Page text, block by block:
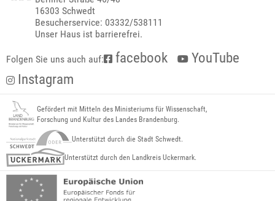
16303 Schwedt
Besucherservice: 03332/538111
Unser Haus ist barrierefrei.
Folgen Sie uns auch auf: facebook
YouTube
Instagram
Gefördert mit Mitteln des Ministeriums für Wissenschaft,
Forschung und Kultur des Landes Brandenburg.
Unterstützt durch die Stadt Schwedt.
Unterstützt durch den Landkreis Uckermark.